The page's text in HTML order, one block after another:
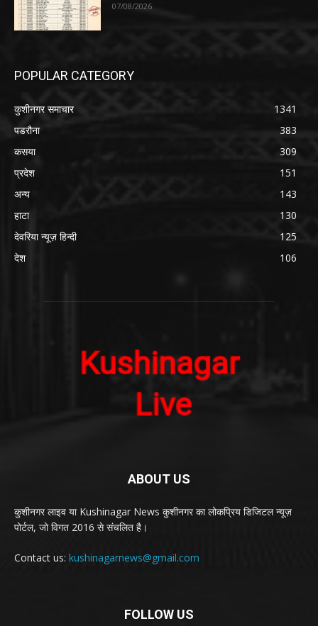
07/08/2026
POPULAR CATEGORY
कुशीनगर समाचार
1341
पडरौना
383
कसया
309
प्रदेश
151
अन्य
143
हाटा
130
देवरिया न्यूज़ हिन्दी
125
देश
106
ABOUT US
कुशीनगर लाइव या Kushinagar News कुशीनगर का लोकप्रिय डिजिटल न्यूज़
पोर्टल, जो विगत 2016 से संचलित है।
Contact us: kushinagarnews@gmail.com
FOLLOW US